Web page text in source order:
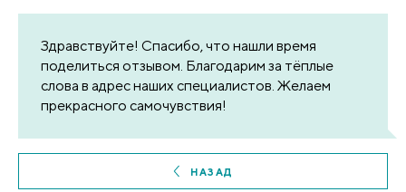
Здравствуйте! Спасибо, что нашли время
поделиться отзывом. Благодарим за тёплые
слова в адрес наших специалистов. Желаем
прекрасного самочувствия!
НАЗАД